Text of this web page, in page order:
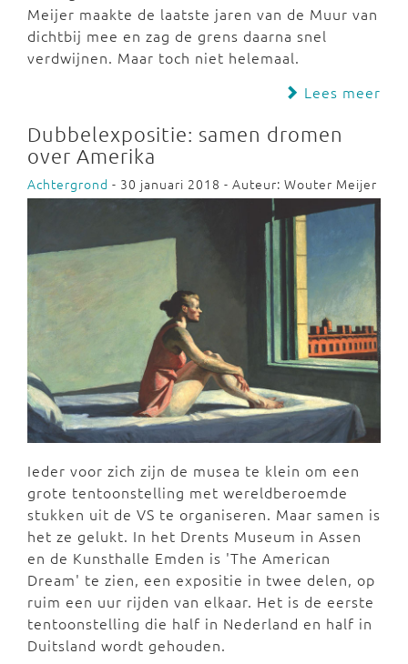
Meijer maakte de laatste jaren van de Muur van
dichtbij mee en zag de grens daarna snel
verdwijnen. Maar toch niet helemaal.
Lees meer
Dubbelexpositie: samen dromen
over Amerika
Achtergrond - 30 januari 2018 - Auteur: Wouter Meijer
Ieder voor zich zijn de musea te klein om een
grote tentoonstelling met wereldberoemde
stukken uit de VS te organiseren. Maar samen is
het ze gelukt. In het Drents Museum in Assen
en de Kunsthalle Emden is 'The American
Dream' te zien, een expositie in twee delen, op
ruim een uur rijden van elkaar. Het is de eerste
tentoonstelling die half in Nederland en half in
Duitsland wordt gehouden.